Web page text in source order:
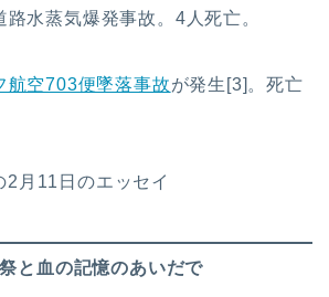
水蒸気爆発事故。4人死亡。
航空703便墜落事故が発生[3]。死亡
月11日のエッセイ
と血の記憶のあいだで